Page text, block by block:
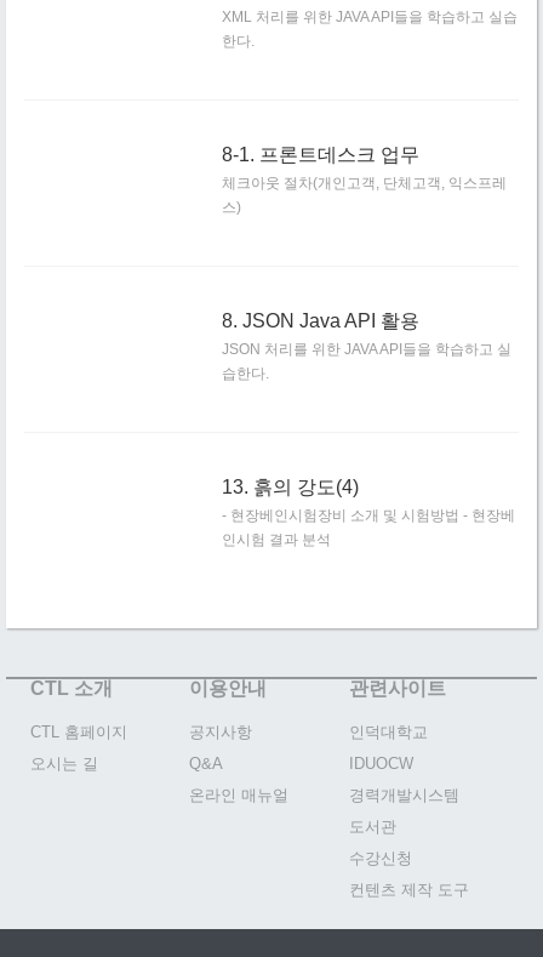
XML 처리를 위한 JAVA API들을 학습하고 실습
한다.
8-1. 프론트데스크 업무
체크아웃 절차(개인고객, 단체고객, 익스프레
스)
8. JSON Java API 활용
JSON 처리를 위한 JAVA API들을 학습하고 실
습한다.
13. 흙의 강도(4)
- 현장베인시험장비 소개 및 시험방법 - 현장베
인시험 결과 분석
CTL 소개
CTL 홈페이지
오시는 길
이용안내
공지사항
Q&A
온라인 매뉴얼
관련사이트
인덕대학교
IDUOCW
경력개발시스템
도서관
수강신청
컨텐츠 제작 도구